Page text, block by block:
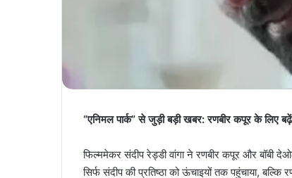
“एनिमल पार्क” से जुड़ी बड़ी खबर: रणबीर कपूर के लिए
फिल्ममेकर संदीप रेड्डी वांगा ने रणबीर कपूर और बॉबी
सिर्फ संदीप की प्रतिष्ठा को ऊंचाइयों तक पहुंचाया,